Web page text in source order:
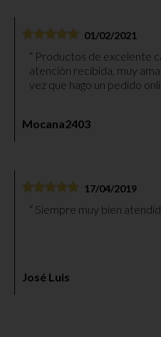
01/02/2021
atención recibida, muy
vez que hago un pedido
Mocana2403
17/04/2019
Siempre muy bien
José Luis